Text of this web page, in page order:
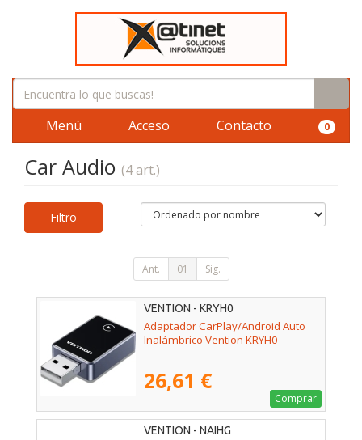
Menú Acceso Contacto 0
Car Audio (4 art.)
Filtro
Ant. 01 Sig.
VENTION - KRYH0
Adaptador CarPlay/Android Auto
Inalámbrico Vention KRYH0
26,61 €
Comprar
VENTION - NAIHG